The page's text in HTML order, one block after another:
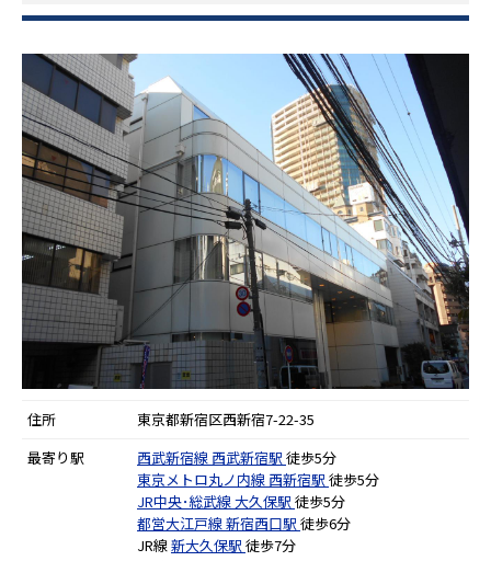
住所
東京都新宿区西新宿7-22-35
最寄り駅
西武新宿線 西武新宿駅 徒歩5分
東京メトロ丸ノ内線 西新宿駅 徒歩5分
JR中央･総武線大久保駅 徒歩5分
都営大江戸線新宿西口駅 徒歩6分
JR線新大久保駅 徒歩7分